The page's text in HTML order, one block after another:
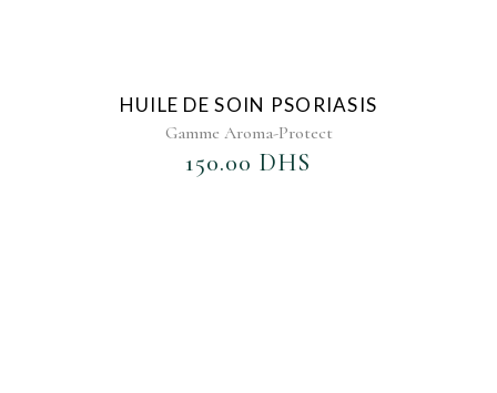
HUILE DE SOIN PSORIASIS
Gamme Aroma-Protect
150.00 DHS